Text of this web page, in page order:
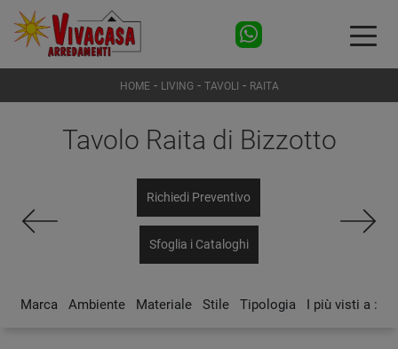
HOME- LIVING - TAVOLI - RAITA
Tavolo Raita di Bizzotto
Richiedi Preventivo
Sfoglia i Cataloghi
Marca Ambiente Materiale Stile Tipologia I più visti a :